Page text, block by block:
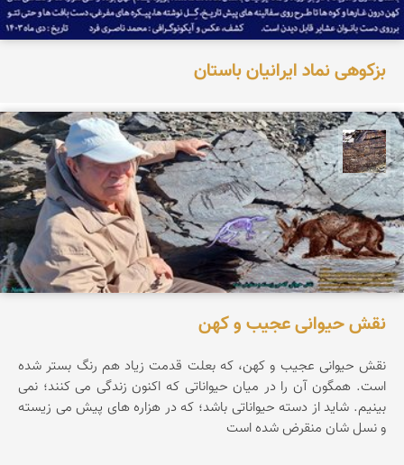
بزکوهی نماد ایرانیان باستان
محمد ناصری فرد
نقش حیوانی عجیب و کهن
نقش حیوانی عجیب و کهن، که بعلت قدمت زیاد هم رنگ بستر شده
است. همگون آن را در میان حیواناتی که اکنون زندگی می کنند؛ نمی
بینیم. شاید از دسته حیواناتی باشد؛ که در هزاره های پیش می زیسته
و نسل شان منقرض شده است